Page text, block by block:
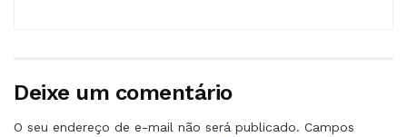
Deixe um comentário
O seu endereço de e-mail não será publicado. Campos